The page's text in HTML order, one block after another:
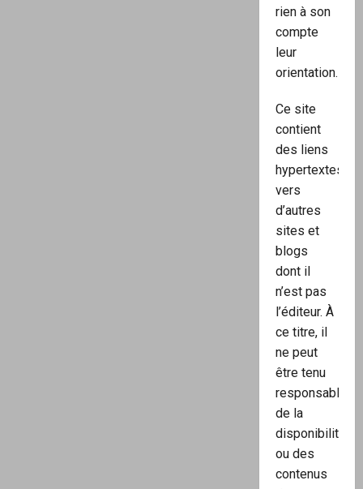
rien à son
compte
leur
orientation.
Ce site
contient
des liens
hypertextes
vers
d’autres
sites et
blogs
dont il
n’est pas
l’éditeur. À
ce titre, il
ne peut
être tenu
responsable
de la
disponibilité
ou des
contenus